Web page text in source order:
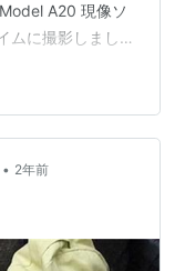
A20 現像ソ
ムに撮影しました
• 2年前